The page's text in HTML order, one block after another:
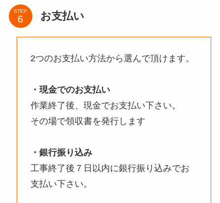
STEP お支払い
2つのお支払い方法から選んで頂けます。
・現金でのお支払い
作業終了後、現金でお支払い下さい。
その場で領収書を発行します
・銀行振り込み
工事終了後７日以内に銀行振り込みでお
支払い下さい。